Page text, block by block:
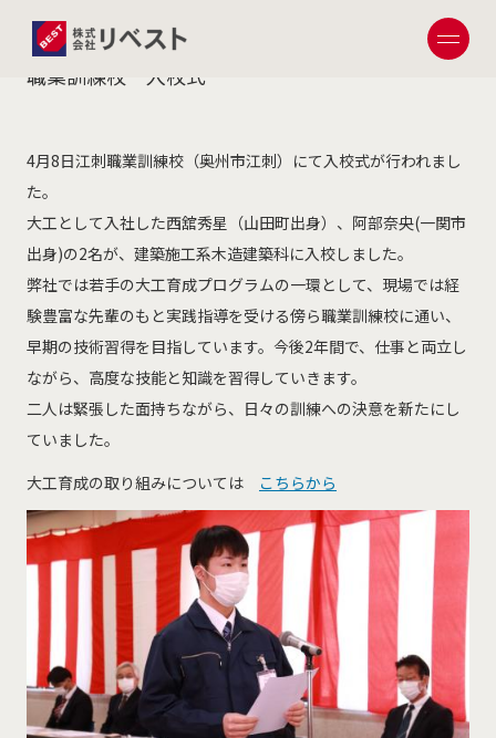
職業訓練校 入校式
4月8日江刺職業訓練校（奥州市江刺）にて入校式が行われまし
た。
大工として入社した西舘秀星（山田町出身）、阿部奈央(一関市
出身)の2名が、建築施工系木造建築科に入校しました。
弊社では若手の大工育成プログラムの一環として、現場では経
験豊富な先輩のもと実践指導を受ける傍ら職業訓練校に通い、
早期の技術習得を目指しています。今後2年間で、仕事と両立し
ながら、高度な技能と知識を習得していきます。
二人は緊張した面持ちながら、日々の訓練への決意を新たにし
ていました。
大工育成の取り組みについては こちらから